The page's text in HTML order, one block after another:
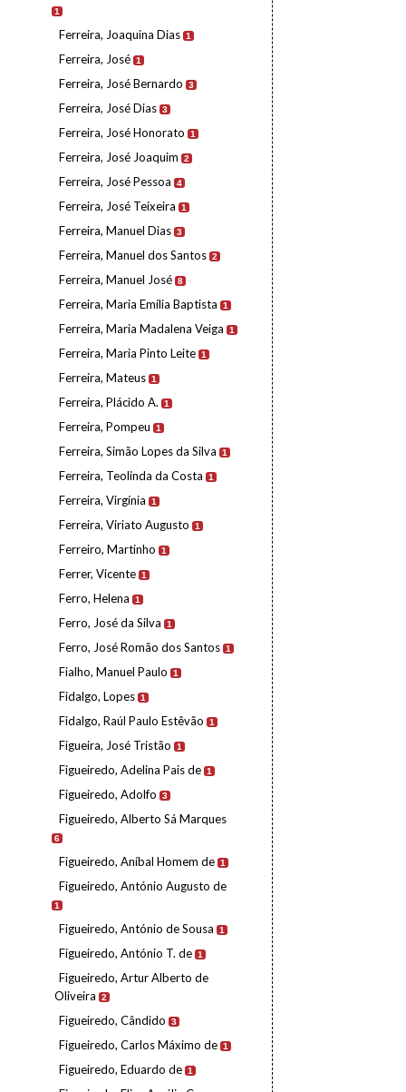
1
Ferreira, Joaquina Dias 1
Ferreira, José 1
Ferreira, José Bernardo 3
Ferreira, José Dias 3
Ferreira, José Honorato 1
Ferreira, José Joaquim 2
Ferreira, José Pessoa 4
Ferreira, José Teixeira 1
Ferreira, Manuel Dias 3
Ferreira, Manuel dos Santos 2
Ferreira, Manuel José 8
Ferreira, Maria Emília Baptista 1
Ferreira, Maria Madalena Veiga 1
Ferreira, Maria Pinto Leite 1
Ferreira, Mateus 1
Ferreira, Plácido A. 1
Ferreira, Pompeu 1
Ferreira, Simão Lopes da Silva 1
Ferreira, Teolinda da Costa 1
Ferreira, Virgínia 1
Ferreira, Viriato Augusto 1
Ferreiro, Martinho 1
Ferrer, Vicente 1
Ferro, Helena 1
Ferro, José da Silva 1
Ferro, José Romão dos Santos 1
Fialho, Manuel Paulo 1
Fidalgo, Lopes 1
Fidalgo, Raúl Paulo Estêvão 1
Figueira, José Tristão 1
Figueiredo, Adelina Pais de 1
Figueiredo, Adolfo 3
Figueiredo, Alberto Sá Marques
6
Figueiredo, Aníbal Homem de 1
Figueiredo, António Augusto de
1
Figueiredo, António de Sousa 1
Figueiredo, António T. de 1
Figueiredo, Artur Alberto de
Oliveira
2
Figueiredo, Cândido 3
Figueiredo, Carlos Máximo de 1
Figueiredo, Eduardo de 1